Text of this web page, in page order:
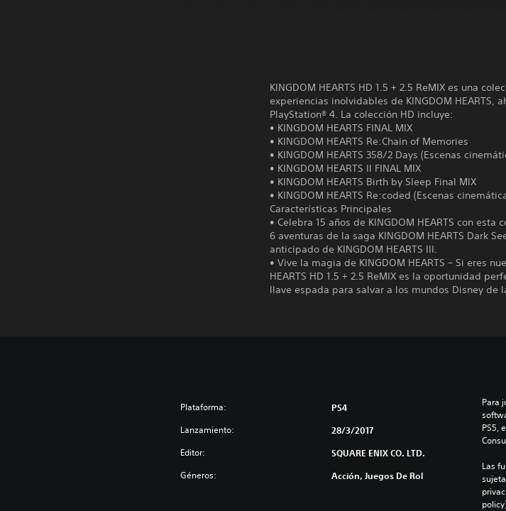
KINGDOM HEARTS HD 1.5 + 2.5 ReMIX es una
experiencias inolvidables de KINGDOM HEARTS,
PlayStation® 4. La colección HD incluye:
• KINGDOM HEARTS FINAL MIX
• KINGDOM HEARTS Re:Chain of Memories
• KINGDOM HEARTS 358/2 Days (Escenas
• KINGDOM HEARTS II FINAL MIX
• KINGDOM HEARTS Birth by Sleep Final MIX
• KINGDOM HEARTS Re:coded (Escenas
Características Principales
• Celebra 15 años de KINGDOM HEARTS con
6 aventuras de la saga KINGDOM HEARTS Dark
anticipado de KINGDOM HEARTS III.
• Vive la magia de KINGDOM HEARTS – Si eres
HEARTS HD 1.5 + 2.5 ReMIX es la oportunidad
llave espada para salvar a los mundos Disney de
Plataforma: PS4
Lanzamiento: 28/3/2017
Editor: SQUARE ENIX CO. LTD.
Géneros: Acción, Juegos De Rol
Para
PS5,
Las